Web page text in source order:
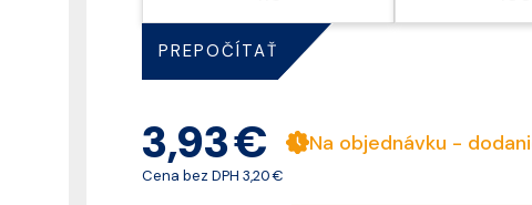
PREPOČÍTAŤ
3,93 €
Cena bez DPH 3,20 €
Na objednávku -